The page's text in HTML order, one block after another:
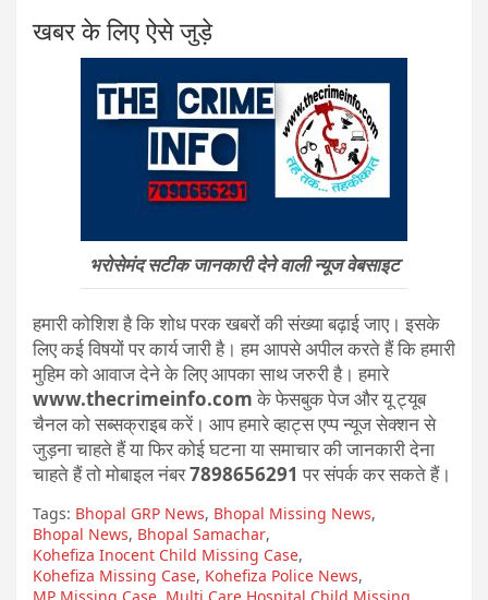
खबर के लिए ऐसे जुड़े
भरोसेमंद सटीक जानकारी देने वाली न्यूज वेबसाइट
हमारी कोशिश है कि शोध परक खबरों की संख्या बढ़ाई जाए। इसके
लिए कई विषयों पर कार्य जारी है। हम आपसे अपील करते हैं कि हमारी
मुहिम को आवाज देने के लिए आपका साथ जरुरी है। हमारे
www.thecrimeinfo.comके फेसबुक पेज और यू ट्यूब
चैनल को सब्सक्राइब करें। आप हमारे व्हाट्स एप्प न्यूज सेक्शन से
जुड़ना चाहते हैं या फिर कोई घटना या समाचार की जानकारी देना
चाहते हैं तो मोबाइल नंबर7898656291 पर संपर्क कर सकते हैं।
Tags: Bhopal GRP News, Bhopal Missing News,
Bhopal News, Bhopal Samachar,
Kohefiza Inocent Child Missing Case,
Kohefiza Missing Case, Kohefiza Police News,